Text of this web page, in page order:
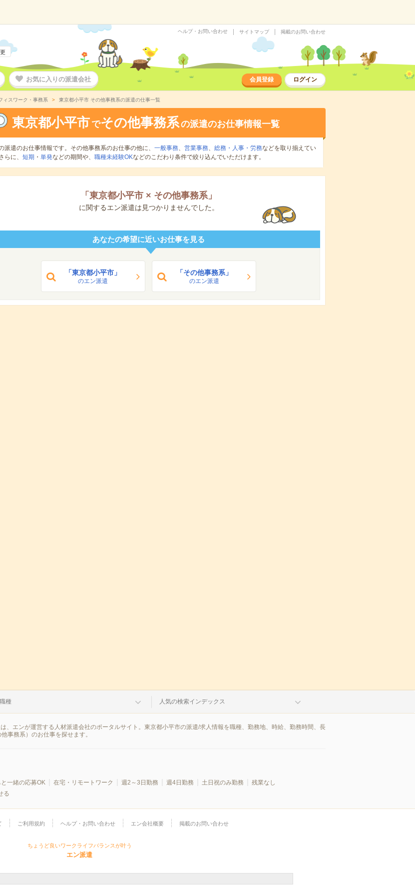
ヘルプ・お問い合わせ サイトマップ 掲載のお問い合わせ
お気に入りの派遣会社 会員登録 ログイン
ィスワーク・事務系 東京都小平市 その他事務系の派遣の仕事一覧
東京都小平市 でその他事務系の派遣のお仕事情報一覧
派遣のお仕事情報です。その他事務系のお仕事の他に、 一般事務、 営業事務、 総務・人事・労務などを取り揃えてい
らに、 短期 ・ 単発などの期間や、 職種未経験OKなどのこだわり条件で絞り込んでいただけます。
「 東京都小平市 × その他事務系」
に関するエン派遣は見つかりませんでした。
あなたの希望に近いお仕事を見る
「東京都小平市」
のエン派遣
「その他事務系」
のエン派遣
職種 人気の検索インデックス
、エンが運営する人材派遣会社のポータルサイト。東京都小平市の派遣/求人情報を職種、勤務地、時給、勤務時間、長
事務系）のお仕事を探せます。
一緒の応募OK 在宅・リモートワーク 週2～3日勤務 週4日勤務 土日祝のみ勤務
残業なし
る
ご利用規約 ヘルプ・お問い合わせ エン会社概要 掲載のお問い合わせ
ちょうど良いワークライフバランスが叶う
エン派遣